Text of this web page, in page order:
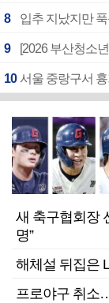
8 입추 지났지만
9
10 서울 중랑구서
새 축구협회장
명”
해체설 뒤집은
프로야구 취소